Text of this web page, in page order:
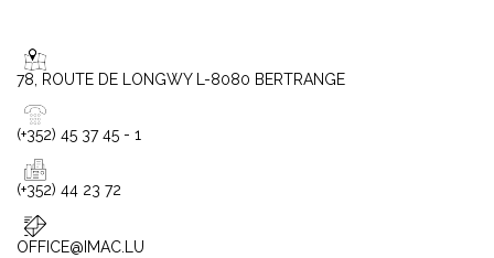
78, ROUTE DE LONGWY L-8080 BERTRANGE
(+352) 45 37 45 - 1
(+352) 44 23 72
OFFICE@IMAC.LU